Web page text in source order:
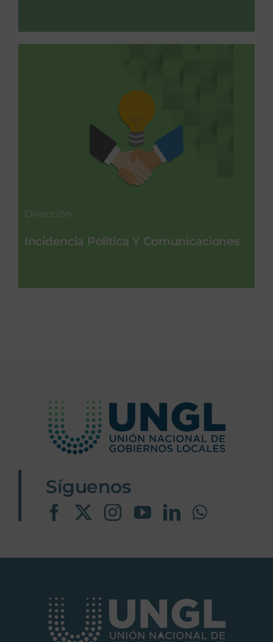
Dirección
Incidencia Política Y Comunicaciones
Síguenos